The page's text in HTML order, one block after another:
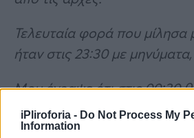
iPliroforia - Do Not Process My
Information
Τελευταία φορά που μίλησα
ήταν στις 23:30 με
Μου έγραψε ότι στις 00:30
Θεσσαλονίκη.